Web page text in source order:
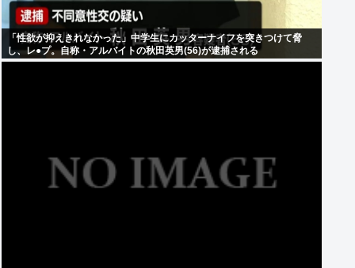
「性欲が抑えきれなかった」中学生にカッターナイフを突きつけて脅
し、レ●プ。自称・アルバイトの秋田英男(56)が逮捕される